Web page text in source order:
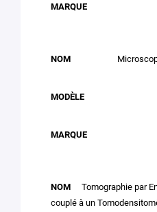
Tomographie par
couplé à un